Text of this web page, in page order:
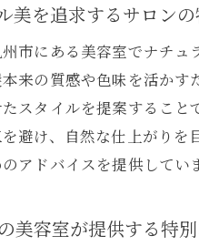
美を追求するサロン
市にある美容室でナチ
来の質感や色味を活か
スタイルを提案すること
避け、自然な仕上がり
アドバイスを提供してい
美容室が提供する特